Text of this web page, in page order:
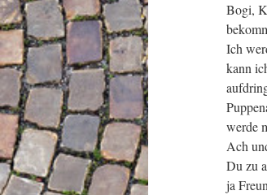
Bogi,
Ich
kann
werde
Ach
Du zu
ja